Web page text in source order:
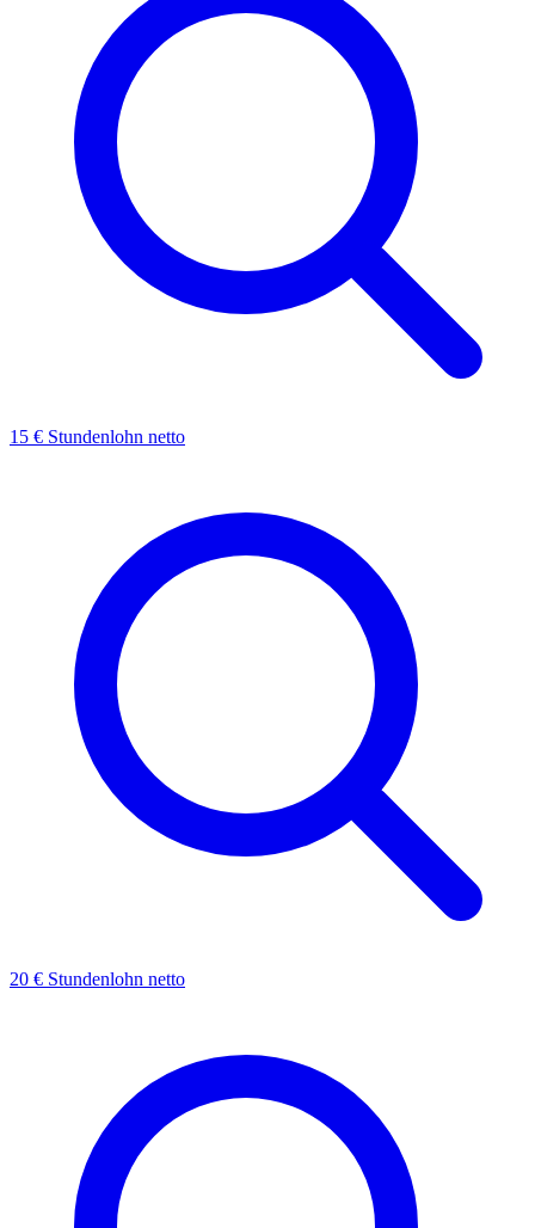
15 € Stundenlohn netto
20 € Stundenlohn netto